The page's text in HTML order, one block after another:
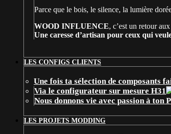
Parce que le bois, le silence, la lumière
WOOD INFLUENCE, c’est un retour
Une caresse d’artisan pour ceux qui
LES CONFIGS CLIENTS
Une fois ta sélection de composants
Via le configurateur sur mesure H31
Nous donnons vie avec passion à ton
LES PROJETS MODDING